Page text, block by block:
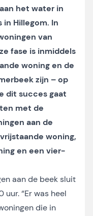
het water in
Hillegom. In
van
fase is inmiddels
woning en de
zijn – op
dit succes gaat
met de
aan de
woning,
en een vier-
aan de beek sluit
uur. “Er was heel
die in